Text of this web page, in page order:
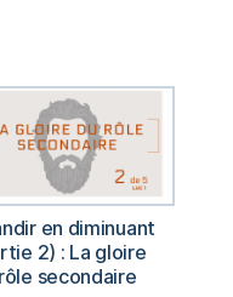
en diminuant
2) : La gloire
secondaire